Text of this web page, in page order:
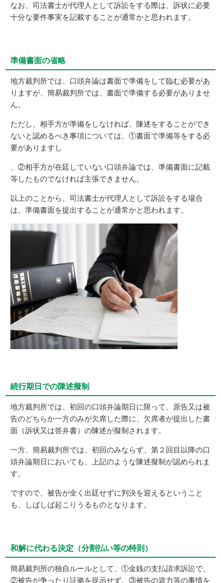
なお、司法書士が代理人として訴訟をする際は、訴状に必要
十分な要件事実を記載することが通常かと思われます。
準備書面の省略
地方裁判所では、口頭弁論は書面で準備をして臨む必要があ
りますが、簡易裁判所では、書面で準備する必要がありませ
ん。
ただし、相手方が準備をしなければ、陳述をすることができ
ないと認めるべき事項については、①書面で準備等をする必
要がありますし
、②相手方が在廷していない口頭弁論では、準備書面に記載
等したものでなければ主張できません。
以上のことから、司法書士が代理人として訴訟をする場合
は、準備書面を提出することが通常かと思われます。
続行期日での陳述擬制
地方裁判所では、初回の口頭弁論期日に限って、原告又は被
告のどちらか一方のみが欠席した際に、欠席者が提出した書
面（訴状又は答弁書）の陳述が擬制されます。
一方、簡易裁判所では、初回のみならず、第２回目以降の口
頭弁論期日においても、上記のような陳述擬制が認められま
す。
ですので、被告が全く出廷せずに判決を迎えるということ
も、しばしば起こりうるものとなります。
和解に代わる決定（分割払い等の特則）
簡易裁判所の独自ルールとして、①金銭の支払請求訴訟で、
②被告が争ったり証拠を提示せず、③被告の資力等の事情を